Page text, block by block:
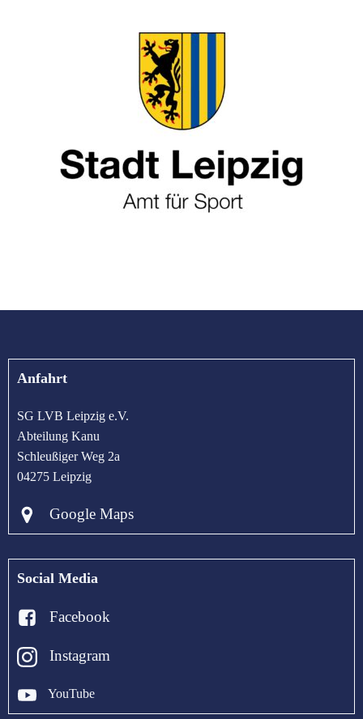
Anfahrt
SG LVB Leipzig e.V.
Abteilung Kanu
Schleußiger Weg 2a
04275 Leipzig
Google Maps
Social Media
Facebook
Instagram
YouTube